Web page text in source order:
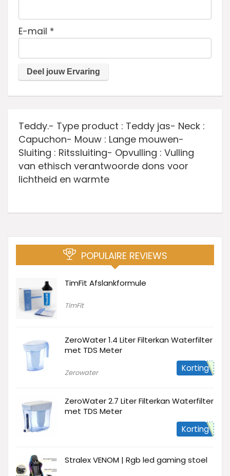
E-mail *
Teddy.- Type product : Teddy jas- Neck :
Capuchon- Mouw : Lange mouwen-
Sluiting : Ritssluiting- Opvulling : Vulling
van ethisch verantwoorde dons voor
lichtheid en warmte
POPULAIRE REVIEWS
TimFit Afslankformule
TimFit
ZeroWater 1.4 Liter Filterkan Waterfilter
met TDS Meter
Zerowater Korting
ZeroWater 2.7 Liter Filterkan Waterfilter
met TDS Meter
Korting
Stralex VENOM | Rgb led gaming stoel